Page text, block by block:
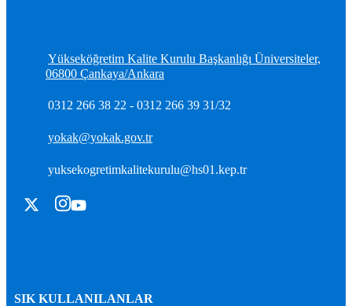
Yükseköğretim Kalite Kurulu Başkanlığı Üniversiteler,
06800 Çankaya/Ankara
0312 266 38 22 - 0312 266 39 31/32
yokak@yokak.gov.tr
yuksekogretimkalitekurulu@hs01.kep.tr
SIK KULLANILANLAR